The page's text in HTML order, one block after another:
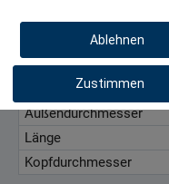
Innendurchmesser
Außendurchmesser
Länge
Kopfdurchmesser
Ablehnen
Zustimmen